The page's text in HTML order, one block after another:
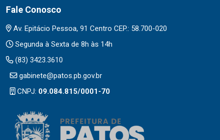
Fale Conosco
Av. Epitácio Pessoa, 91 Centro CEP.: 58.700-020
Segunda à Sexta de 8h às 14h
(83) 3423.3610
gabinete@patos.pb.gov.br
CNPJ: 09.084.815/0001-70